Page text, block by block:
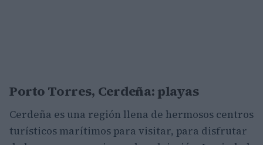
Porto Torres, Cerdeña: playas
Cerdeña es una región llena de hermosos centros
turísticos marítimos para visitar, para disfrutar